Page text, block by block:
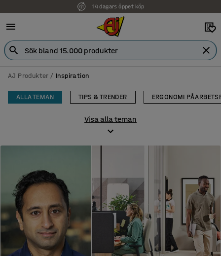
Faktura för företag
AJ Produkter Inspiration
ALLA TEMAN TIPS & TRENDER ERGONOMI PÅ
Visa alla teman